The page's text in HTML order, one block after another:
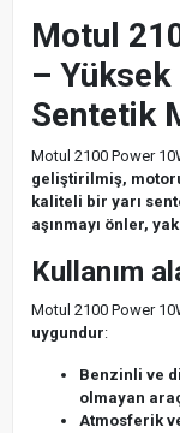
Motul
– Yüksek
Sentetik
Motul 2100 Power
geliştirilmiş,
kaliteli bir yarı
aşınmayı önler,
Kullanım
Motul 2100 Power
uygundur:
Benzinli ve
olmayan
Atmosferik